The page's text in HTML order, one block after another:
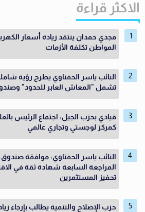
الاكثر قراءة
مجدي حمدان ينتقد زيادة أسعار
المواطن تكلفة الأزمات
النائب ياسر الحفناوي يطرح رؤية
تشمل "المعاش العابر للحدود"
قيادي بحزب الجيل: اجتماع الرئيس
كمركز لوجستي وتجاري عالمي
النائب ياسر الحفناوي: موافقة صندوق
المراجعة السابعة شهادة ثقة في
تحفيز المستثمرين
حزب الإصلاح والتنمية يطالب بإرجاء